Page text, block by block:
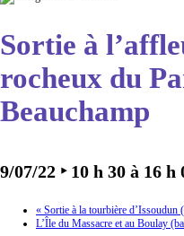
Sortie à
rocheux du
Beauchamp
9/07/22 ‣ 10 h 30 à 16 h
« Sortie à la tourbière d’Issoudun
L’Île du Massacre et au Boulay